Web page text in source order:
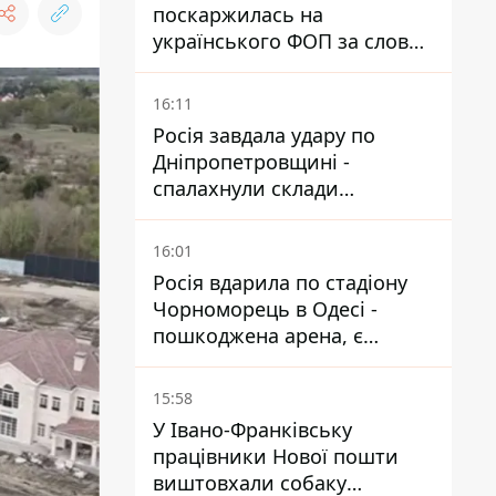
поскаржилась на
українського ФОП за слова
SUN SCRIPTION на упаковці
крему - АМКУ наклав штраф
16:11
Росія завдала удару по
Дніпропетровщині -
спалахнули склади
логістичної компанії
16:01
Росія вдарила по стадіону
Чорноморець в Одесі -
пошкоджена арена, є
постраждалий
15:58
У Івано-Франківську
працівники Нової пошти
виштовхали собаку